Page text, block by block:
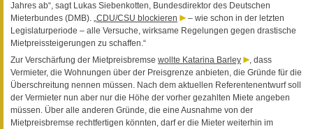
Jahres ab“, sagt Lukas Siebenkotten, Bundesdirektor des Deutschen
Mieterbundes (DMB). „CDU/CSU blockieren
– wie schon in der letzten
Legislaturperiode – alle Versuche, wirksame Regelungen gegen drastische
Mietpreissteigerungen zu schaffen.“
Zur Verschärfung der Mietpreisbremse wollte Katarina Barley
, dass
Vermieter, die Wohnungen über der Preisgrenze anbieten, die Gründe für die
Überschreitung nennen müssen. Nach dem aktuellen Referentenentwurf soll
der Vermieter nun aber nur die Höhe der vorher gezahlten Miete angeben
müssen. Über alle anderen Gründe, die eine Ausnahme von der
Mietpreisbremse rechtfertigen könnten, darf er die Mieter weiterhin im